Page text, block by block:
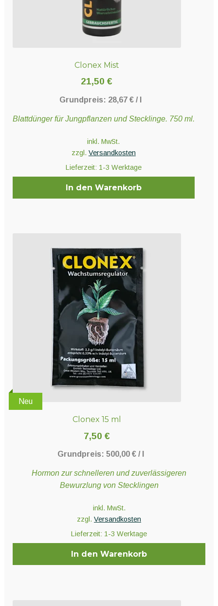
Clonex Mist
21,50€
Grundpreis: 28,67€ /
Blattdünger für Jungpflanzen und Stecklinge. 750 ml.
inkl. MwSt.
zzgl. Versandkosten
Lieferzeit: 1-3 Werktage
In den Warenkorb
Neu
Clonex 15 ml
7,50 €
Grundpreis: 500,00 €/
Hormon zur schnelleren und zuverlässigeren
Bewurzlung von Stecklingen
inkl. MwSt.
zzgl. Versandkosten
Lieferzeit: 1-3 Werktage
In den Warenkorb